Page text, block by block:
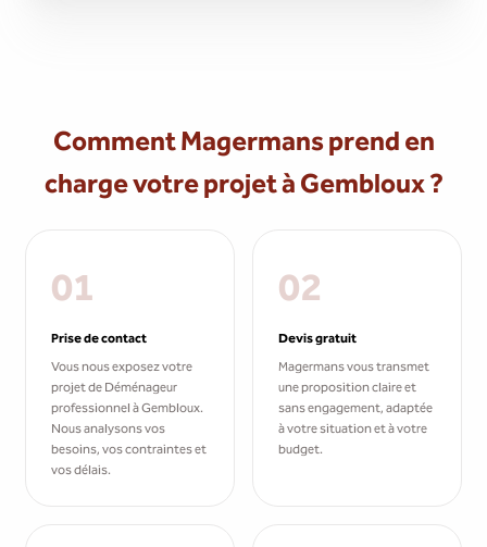
Comment Magermans prend en
charge votre projet à Gembloux ?
01
Prise de contact
Vous nous exposez votre
projet de Déménageur
professionnel à Gembloux.
Nous analysons vos
besoins, vos contraintes et
vos délais.
02
Devis gratuit
Magermans vous transmet
une proposition claire et
sans engagement, adaptée
à votre situation et à votre
budget.